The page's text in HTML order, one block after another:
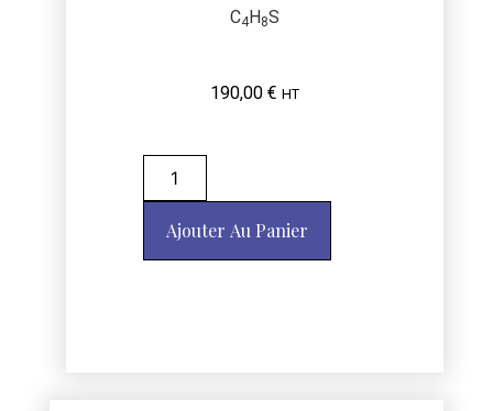
C4H8S
190,00 € HT
Ajouter Au Panier